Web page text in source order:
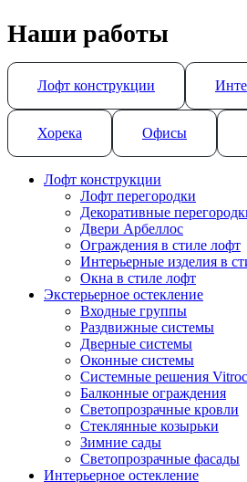
Наши работы
Лофт конструкции
Хорека Офисы
Лофт конструкции
Лофт перегородки
Декоративные
Двери Арбеллос
Ограждения в стиле лофт
Интерьерные изделия в
Окна в стиле лофт
Экстерьерное остекление
Входные группы
Раздвижные системы
Дверные системы
Оконные системы
Системные решения
Балконные ограждения
Светопрозрачные кровли
Стеклянные козырьки
Зимние сады
Светопрозрачные фасады
Интерьерное остекление